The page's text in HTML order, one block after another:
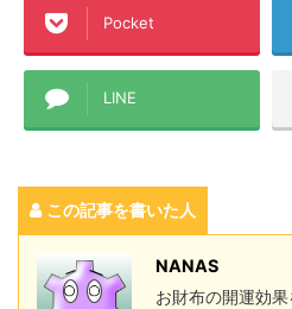
Pocket
LINE
この記事を書いた人
NANAS
お財布の開運効